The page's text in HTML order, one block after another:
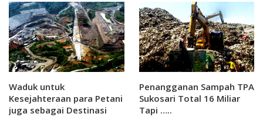
Waduk untuk
Kesejahteraan para Petani
juga sebagai Destinasi
Penangganan Sampah TPA
Sukosari Total 16 Miliar
Tapi …..